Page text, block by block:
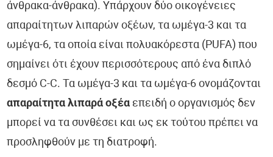
άνθρακα-άνθρακα). Υπάρχουν δύο οικογένειες
απαραίτητων λιπαρών οξέων, τα ωμέγα-3 και τα
ωμέγα-6, τα οποία είναι πολυακόρεστα (PUFA) που
σημαίνει ότι έχουν περισσότερους από ένα διπλό
δεσμό C-C. Τα ωμέγα-3 και τα ωμέγα-6 ονομάζονται
απαραίτητα λιπαρά οξέα επειδή ο οργανισμός δεν
μπορεί να τα συνθέσει και ως εκ τούτου πρέπει να
προσληφθούν με τη διατροφή.